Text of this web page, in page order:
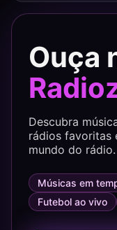
Ouça
Descubra
rádios favoritas
mundo do rádio.
Músicas em
Futebol ao vivo